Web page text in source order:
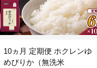
10ヵ月 定期便 ホクレンゆ
めぴりか（無洗米